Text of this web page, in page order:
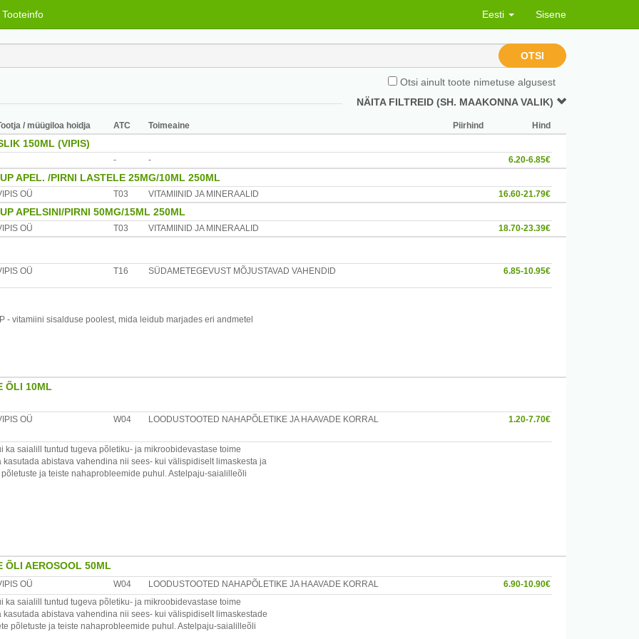
Tooteinfo Eesti Sisene
OTSI
Otsi ainult toote nimetuse algusest
NÄITA FILTREID (SH. MAAKONNA VALIK)
/ müügiloa hoidja ATC Toimeaine Piirhind Hind
150ML (VIPIS)
- - 6.20-6.85€
APEL. /PIRNI LASTELE 25MG/10ML 250ML
OÜ T03 VITAMIINID JA MINERAALID 16.60-21.79€
APELSINI/PIRNI 50MG/15ML 250ML
OÜ T03 VITAMIINID JA MINERAALID 18.70-23.39€
OÜ T16 SÜDAMETEGEVUST MÕJUSTAVAD VAHENDID 6.85-10.95€
- vitamiini sisalduse poolest, mida leidub marjades eri andmetel
vereringele, aitavad veresooni laiendada, veresoonte seinu ja
tuntud just veresooni laiendava ja vererõhku alandava toime
kuivatatud musta aroonia pulbrit 3g - 4,5g.
kohas. Ülitundlikkuse korral toote koostisosade suhtes ära
ÕLI 10ML
OÜ W04 LOODUSTOOTED NAHAPÕLETIKE JA HAAVADE KORRAL 1.20-7.70€
ka saialill tuntud tugeva põletiku- ja mikroobidevastase toime
abistava vahendina nii sees- kui välispidiselt limaskesta ja
ja teiste nahaprobleemide puhul. Astelpaju-saialilleõli
astelpajuõli, rapsiõli, saialill.
75325 Harjumaa, Eesti
ÕLI AEROSOOL 50ML
OÜ W04 LOODUSTOOTED NAHAPÕLETIKE JA HAAVADE KORRAL
6.90-10.90€
ka saialill tuntud tugeva põletiku- ja mikroobidevastase toime
abistava vahendina nii sees- kui välispidiselt limaskestade
põletuste ja teiste nahaprobleemide puhul. Astelpaju-saialilleõli